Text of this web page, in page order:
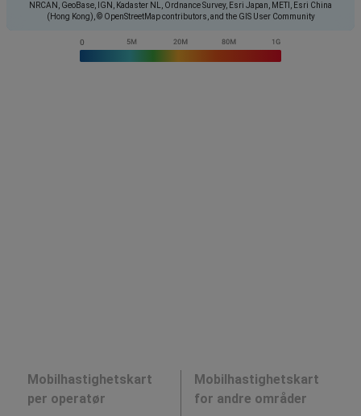
NRCAN, GeoBase, IGN, Kadaster NL, Ordnance Survey, Esri Japan, METI, Esri China
(Hong Kong), © OpenStreetMap contributors, and the GIS User Community
Mobilhastighetskart
per operatør
Mobilhastighetskart
for andre områder